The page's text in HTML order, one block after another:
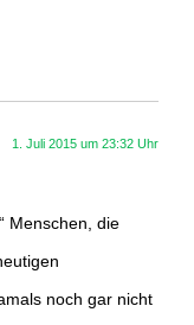
1. Juli 2015 um 23:32 Uhr
Menschen, die
noch gar nicht